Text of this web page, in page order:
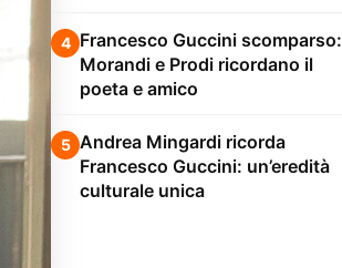
4 Francesco Guccini scomparso:
Morandi e Prodi ricordano il
poeta e amico
5 Andrea Mingardi ricorda
Francesco Guccini: un’eredità
culturale unica